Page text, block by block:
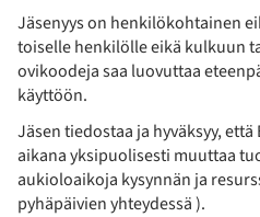
Jäsenyys on henkilökohtainen
toiselle henkilölle eikä kulkuun
ovikoodeja saa luovuttaa
käyttöön.
Jäsen tiedostaa ja hyväksyy,
aikana yksipuolisesti muuttaa
aukioloaikoja kysynnän ja
pyhäpäivien yhteydessä ).